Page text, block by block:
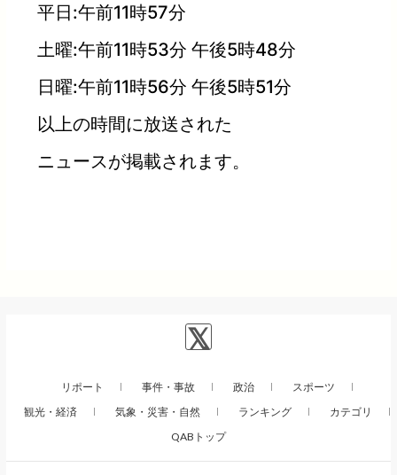
平日:午前11時57分
土曜:午前11時53分 午後5時48分
日曜:午前11時56分 午後5時51分
以上の時間に放送された
ニュースが掲載されます。
リポート 事件・事故 政治
スポーツ
観光・経済
気象・災害・自然 ランキング
カテゴリ
QABトップ